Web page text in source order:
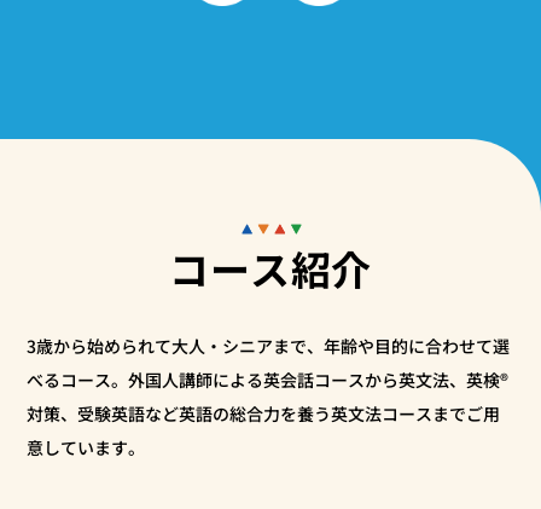
コース紹介
3歳から始められて大人・シニアまで、年齢や目的に合わせて選
べるコース。外国人講師による英会話コースから英文法、英検®
対策、受験英語など英語の総合力を養う英文法コースまでご用
意しています。